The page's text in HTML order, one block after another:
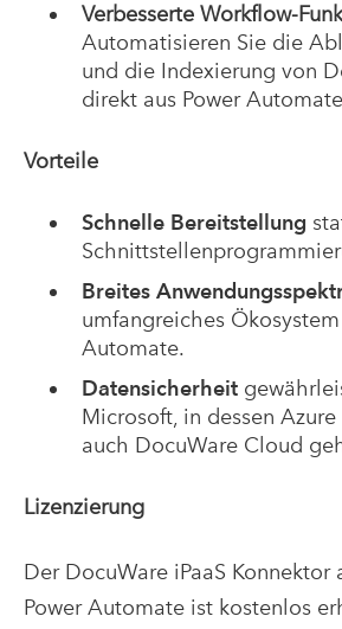
Verbesserte Workflow-
Automatisieren Sie die
und die Indexierung von
direkt aus Power
Vorteile
Schnelle Bereitstellung
Breites
umfangreiches
Automate.
Datensicherheit
Microsoft, in dessen
auch DocuWare Cloud
Lizenzierung
Der DocuWare iPaaS Konnektor
Power Automate ist kostenlos